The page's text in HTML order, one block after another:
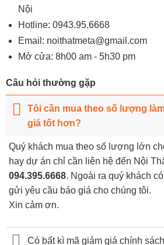
Nội
Hotline: 0943.95.6668
Email: noithatmeta@gmail.com
Mở cửa: 8h00 am - 5h30 pm
Câu hỏi thường gặp
Tôi cần mua theo số lượng
giá tốt hơn?
Quý khách mua theo số lượng lớn
hay dự án chỉ cần liên hệ đến Nội
094.395.6668. Ngoài ra quý khách
gửi yêu cầu báo giá cho chúng tôi.
Xin cảm ơn.
Có bất kì mã giảm giá chính